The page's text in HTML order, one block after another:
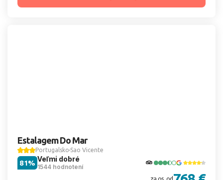
Estalagem Do Mar
Portugalsko Sao Vicente
Veľmi dobré
1544 hodnotení
81%
za os. od